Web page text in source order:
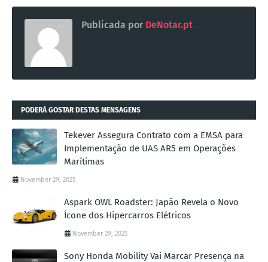
Publicada por DeNotar.pt
PODERÁ GOSTAR DESTAS MENSAGENS
Tekever Assegura Contrato com a EMSA para
Implementação de UAS AR5 em Operações
Marítimas
November 29, 2025
Aspark OWL Roadster: Japão Revela o Novo
Ícone dos Hipercarros Elétricos
November 29, 2025
Sony Honda Mobility Vai Marcar Presença na